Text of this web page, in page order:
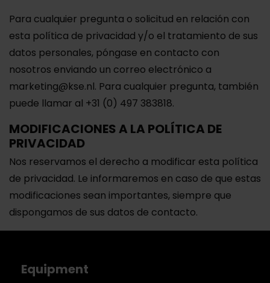
Para cualquier pregunta o solicitud en relación con
esta política de privacidad y/o el tratamiento de sus
datos personales, póngase en contacto con
nosotros enviando un correo electrónico a
marketing@kse.nl. Para cualquier pregunta, también
puede llamar al +31 (0) 497 383818.
MODIFICACIONES A LA POLÍTICA DE
PRIVACIDAD
Nos reservamos el derecho a modificar esta política
de privacidad. Le informaremos en caso de que estas
modificaciones sean importantes, siempre que
dispongamos de sus datos de contacto.
Equipment